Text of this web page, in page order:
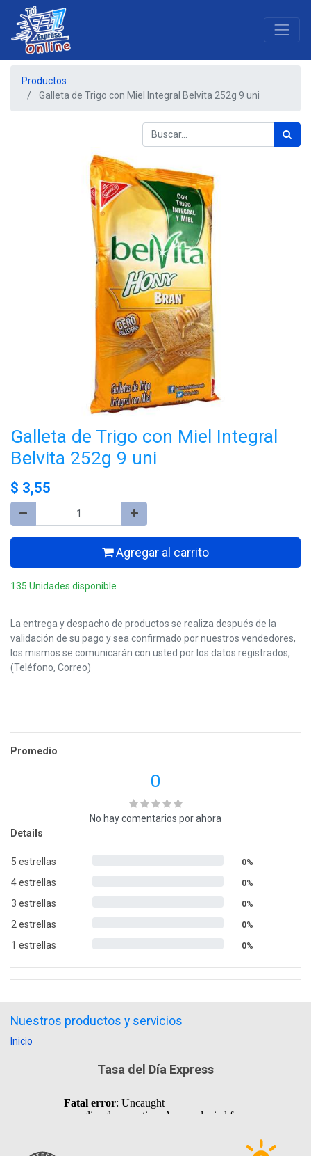
Productos
Galleta de Trigo con Miel Integral Belvita 252g 9 uni
Galleta de Trigo con Miel Integral
Belvita 252g 9 uni
$ 3,55
Agregar al carrito
135 Unidades disponible
La entrega y despacho de productos se realiza después de la
validación de su pago y sea confirmado por nuestros vendedores,
los mismos se comunicarán con usted por los datos registrados,
(Teléfono, Correo)
Promedio
0
No hay comentarios por ahora
Details
5 estrellas 0%
4 estrellas 0%
3 estrellas 0%
2 estrellas 0%
1 estrellas 0%
Nuestros productos y servicios
Inicio
Tasa del Día Express